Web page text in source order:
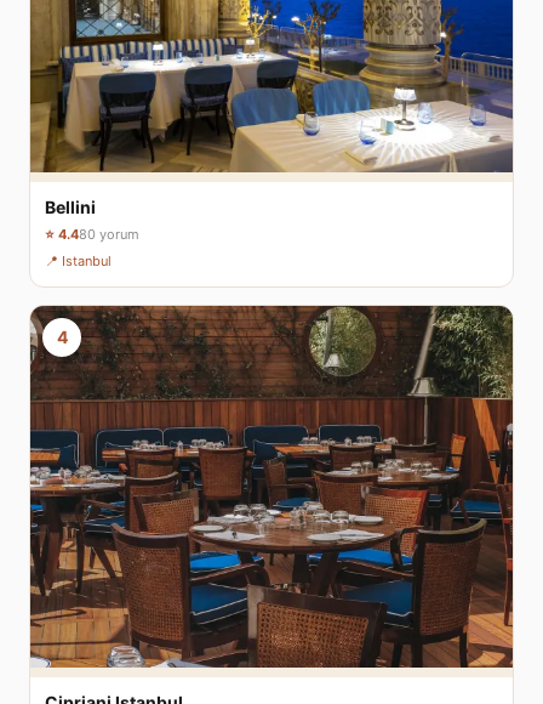
Bellini
⭐ 4.480 yorum
📍 Istanbul
4